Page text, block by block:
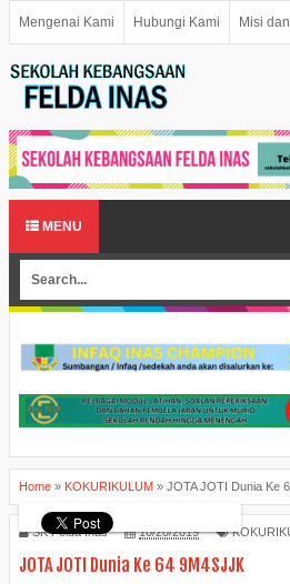
Mengenai Kami Hubungi Kami Misi
MENU
Home » KOKURIKULUM » JOTA JOTI Dunia Ke
SK Felda Inas 10/20/2019
JOTA JOTI Dunia Ke 64 9M4SJJK